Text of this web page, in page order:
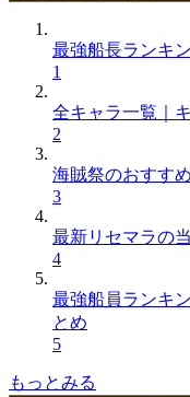
最強船長ランキ
1
全キャラ一覧｜
2
海賊祭のおすす
3
最新リセマラの
4
最強船員ランキ
とめ
5
もっとみる